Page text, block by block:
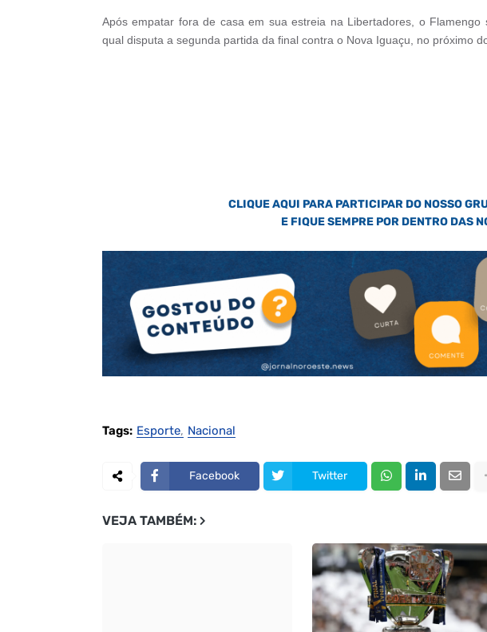
Após empatar fora de casa em sua estreia na Libertadores, o
qual disputa a segunda partida da final contra o Nova Iguaçu, no próximo
CLIQUE AQUI PARA PARTICIPAR DO NOSSO
E FIQUE SEMPRE POR DENTRO DAS
Tags: Esporte Nacional
Facebook Twitter
VEJA TAMBÉM: